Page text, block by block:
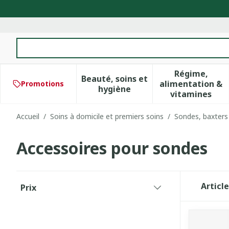
Promotions
Beauté, soins et
hygièneAfficher le sous-menu pour
Régime,
alimentation &
vitamines
Afficher
Accueil / Soins à domicile et premiers soins / Sondes,
Accessoires pour sondes
Prix